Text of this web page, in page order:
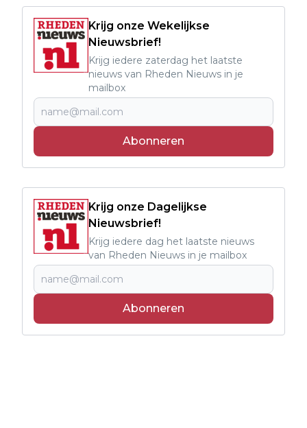
Krijg onze Wekelijkse
Nieuwsbrief!
Krijg iedere zaterdag het laatste
nieuws van Rheden Nieuws in je
mailbox
Abonneren
Krijg onze Dagelijkse
Nieuwsbrief!
Krijg iedere dag het laatste nieuws
van Rheden Nieuws in je mailbox
Abonneren